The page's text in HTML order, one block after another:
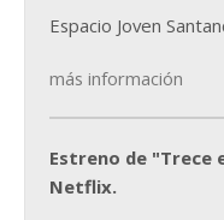
Espacio Joven
más información
Estreno de "Trece
Netflix.